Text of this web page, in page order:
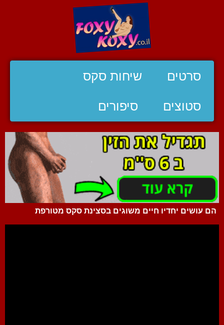
סרטים שיחות סקס
סטוצים סיפורים
הם עושים יחדיו חיים משוגים בסצינת סקס מטורפת